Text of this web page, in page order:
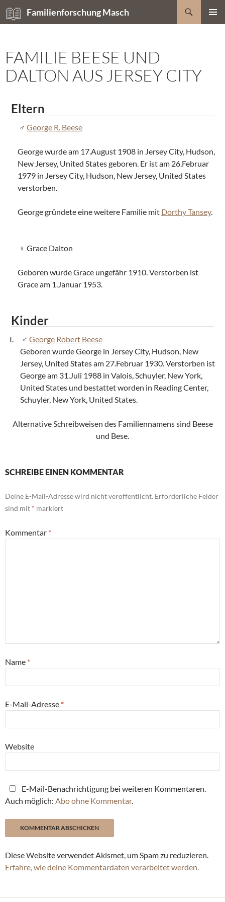
Zum
Inhalt
Familienforschung Masch
Suchen
FAMILIE BEESE UND
DALTON AUS JERSEY CITY
Eltern
George R. Beese
George wurde am 17.August 1908 in Jersey City, Hudson,
New Jersey, United States geboren. Er ist am 26.Februar
1979 in Jersey City, Hudson, New Jersey, United States
verstorben.
George gründete eine weitere Familie mit Dorthy Tansey.
Grace Dalton
Geboren wurde Grace ungefähr 1910. Verstorben ist
Grace am 1.Januar 1953.
Kinder
George Robert Beese
Geboren wurde George in Jersey City, Hudson, New
Jersey, United States am 27.Februar 1930. Verstorben ist
George am 31.Juli 1988 in Valois, Schuyler, New York,
United States und bestattet worden in Reading Center,
Schuyler, New York, United States.
Alternative Schreibweisen des Familiennamens sind Beese
und Bese.
SCHREIBE EINEN KOMMENTAR
Deine E-Mail-Adresse wird nicht veröffentlicht. Erforderliche Felder
sind mit * markiert
Kommentar *
Name *
E-Mail-Adresse *
Website
E-Mail-Benachrichtigung bei weiteren Kommentaren.
Auch möglich: Abo ohne Kommentar.
Diese Website verwendet Akismet, um Spam zu reduzieren.
Erfahre, wie deine Kommentardaten verarbeitet werden.